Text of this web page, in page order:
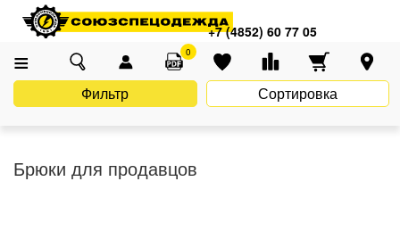
+7 (4852) 60 77 05
0
Главная Каталог Спецодежда
Спецодежда для продавцов
Брюки для продавцов
Фильтр Сортировка